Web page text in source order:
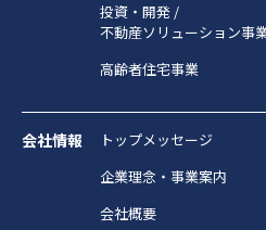
お問い合わせ
反社会的勢力対応方針
金融商品販売における勧誘方針
投資・開発 /
不動産ソリューション事
高齢者住宅事業
会社情報
トップメッセージ
企業理念・事業案内
会社概要